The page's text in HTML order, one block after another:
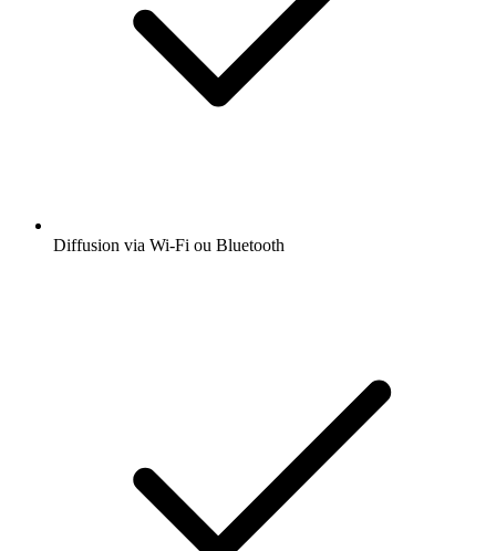
Diffusion via Wi-Fi ou Bluetooth